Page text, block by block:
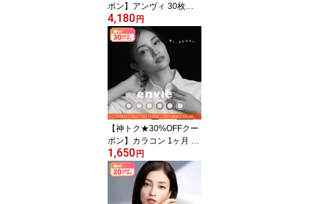
ポン】アンヴィ 30枚入
り カラコン ワンデー en
vie 1day 度あり 度なし
全23色 コンタクトレン
ズ UVカット 1日使い捨
て 14.0mm 大人 ナチュ
ラル 黒木メイサ【送料無
料】
4,180 円
【神トク★30%OFFクー
ポン】カラコン 1ヶ月 マ
ンスリー 両目 アンヴィ
ワンマンス 2枚入り envi
e 1month 度あり 度なし
カラーコンタクトレンズ
1,650 円